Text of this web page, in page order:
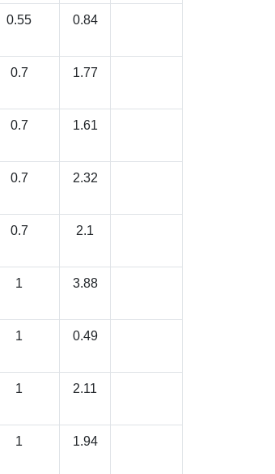
0.55 0.84
0.7 1.77
0.7 1.61
0.7 2.32
0.7 2.1
1 3.88
1 0.49
1 2.11
1 1.94